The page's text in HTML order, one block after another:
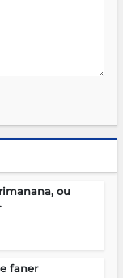
ou
faner